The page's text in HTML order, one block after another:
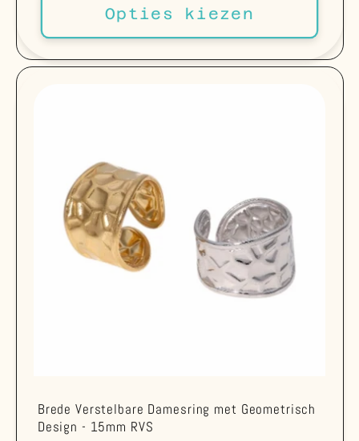
Opties kiezen
Brede Verstelbare Damesring met Geometrisch
Design - 15mm RVS